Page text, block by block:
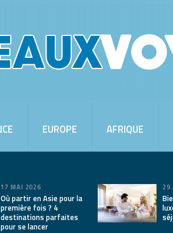
EUROPE AFRIQUE
17 MAI 2026
Où partir en Asie pour la
première fois ? 4
destinations parfaites
pour se lancer
29